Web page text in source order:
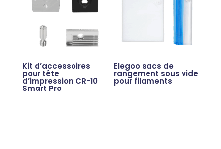
Kit d’accessoires
pour tête
d’impression CR-10
Smart Pro
Elegoo sacs de
rangement sous vide
pour filaments